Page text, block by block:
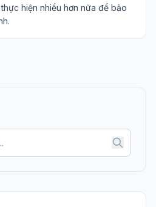
hiện nhiều hơn nữa để bảo